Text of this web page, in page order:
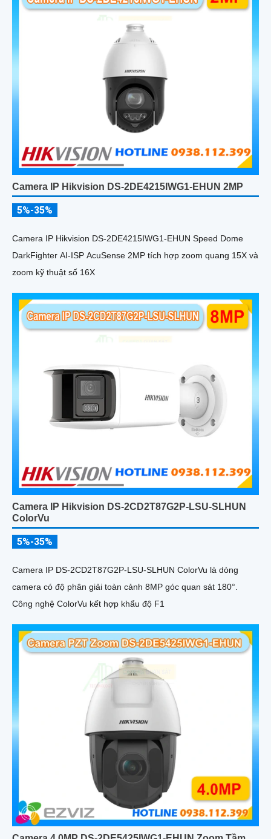
Camera IP Hikvision DS-2DE4215IWG1-EHUN 2MP
5%-35%
Camera IP Hikvision DS-2DE4215IWG1-EHUN Speed Dome
DarkFighter AI-ISP AcuSense 2MP tích hợp zoom quang 15X và
zoom kỹ thuật số 16X
Camera IP Hikvision DS-2CD2T87G2P-LSU-SLHUN
ColorVu
5%-35%
Camera IP DS-2CD2T87G2P-LSU-SLHUN ColorVu là dòng
camera có độ phân giải toàn cảnh 8MP góc quan sát 180°.
Công nghệ ColorVu kết hợp khẩu độ F1